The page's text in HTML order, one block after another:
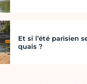
Et si l’été parisien
quais ?